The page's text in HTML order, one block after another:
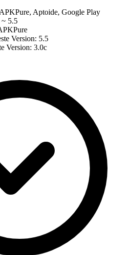
Aptoide, Google Play
~ 5.5
Version: 5.5
Version: 3.0c